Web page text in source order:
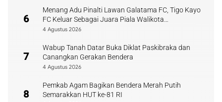
6
Menang Adu Pinalti Lawan Galatama FC, Tigo Kayo
FC Keluar Sebagai Juara Piala Walikota
Payakumbuh
4 Agustus 2026
7
Wabup Tanah Datar Buka Diklat Paskibraka dan
Canangkan Gerakan Bendera
4 Agustus 2026
8
Pemkab Agam Bagikan Bendera Merah Putih
Semarakkan HUT ke-81 RI